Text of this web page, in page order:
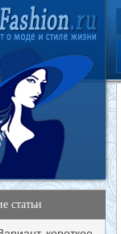
статьи